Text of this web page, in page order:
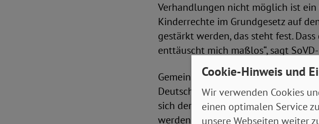
Verhandlungen nicht möglich ist ein
Kinderrechte im Grundgesetz auf
gestärkt werden, das steht fest.
enttäuscht mich maßlos“, sagt
Gemeinsam mit Organisationen, wie
Deutschland, dem
sich der SoVD an dem Bündnis
werden nicht lockerlassen und uns
Cookie-Hinweis und
Wir verwenden Cookies
einen optimalen Service
unsere Webseiten weiter